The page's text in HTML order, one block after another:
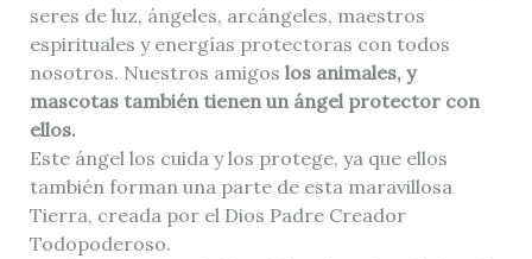
seres de luz, ángeles, arcángeles, maestros
espirituales y energías protectoras con todos
nosotros. Nuestros amigos los animales, y
mascotas también tienen un ángel protector con
ellos.
Este ángel los cuida y los protege, ya que ellos
también forman una parte de esta maravillosa
Tierra, creada por el Dios Padre Creador
Todopoderoso.